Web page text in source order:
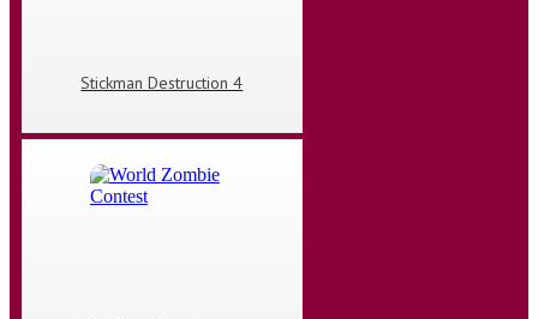
Stickman Destruction 4